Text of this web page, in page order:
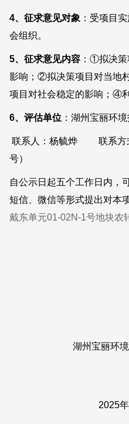
4、征求意见对象 ：受项目
会组织。
5、 征求意见内容 ：①拟决
影响；②拟决策项目对当地
项目对社会稳定的影响；④
6、 评估单位 ：湖州宝丽环
联系人：杨毓烨 联系方
号）
自公示日起五个工作日内，
短信、微信等形式提出对本
戴东单元01-02N-1号地块农
湖州宝丽环境技
2025年10月